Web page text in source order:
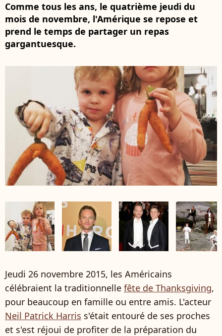
Comme tous les ans, le quatrième jeudi du
mois de novembre, l'Amérique se repose et
prend le temps de partager un repas
gargantuesque.
Jeudi 26 novembre 2015, les Américains
célébraient la traditionnelle fête de Thanksgiving,
pour beaucoup en famille ou entre amis. L'acteur
Neil Patrick Harris s'était entouré de ses proches
et s'est réjoui de profiter de la préparation du